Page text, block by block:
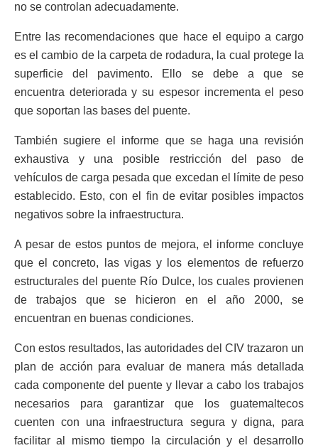
no se controlan adecuadamente.
Entre las recomendaciones que hace el equipo a cargo
es el cambio de la carpeta de rodadura, la cual protege la
superficie del pavimento. Ello se debe a que se
encuentra deteriorada y su espesor incrementa el peso
que soportan las bases del puente.
También sugiere el informe que se haga una revisión
exhaustiva y una posible restricción del paso de
vehículos de carga pesada que excedan el límite de peso
establecido. Esto, con el fin de evitar posibles impactos
negativos sobre la infraestructura.
A pesar de estos puntos de mejora, el informe concluye
que el concreto, las vigas y los elementos de refuerzo
estructurales del puente Río Dulce, los cuales provienen
de trabajos que se hicieron en el año 2000, se
encuentran en buenas condiciones.
Con estos resultados, las autoridades del CIV trazaron un
plan de acción para evaluar de manera más detallada
cada componente del puente y llevar a cabo los trabajos
necesarios para garantizar que los guatemaltecos
cuenten con una infraestructura segura y digna, para
facilitar al mismo tiempo la circulación y el desarrollo